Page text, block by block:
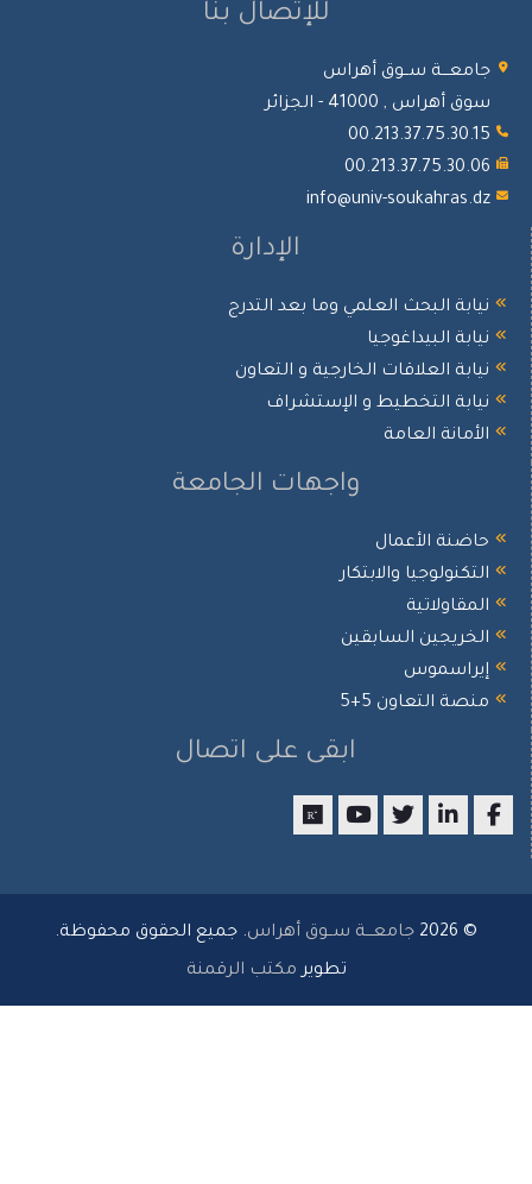
للإتصال بنا
ســوق أهراس
أهراس , 41000 - الجزائر
info@univ-
الإدارة
البحث العلمي وما بعد التدرج
البيداغوجيا
العلاقات الخارجية و التعاون
التخطيط و الإستشراف
العامة
واجهات الجامعة
الأعمال
والابتكار
السابقين
التعاون 5+5
ابقى على اتصال
جامعـــة ســوق أهراس . جميع الحقوق محفوظة.
مكتب الرقمنة